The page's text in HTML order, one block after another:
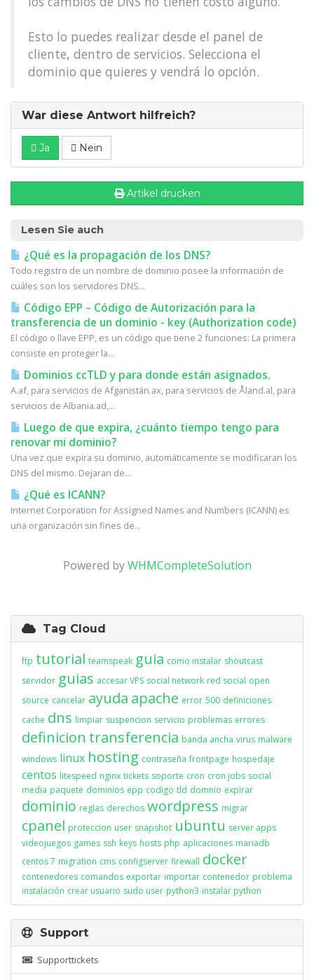
Esto lo puedes realizar desde el panel de
cliente, dentro de servicios. Selecciona el
dominio que quieres y vendrá lo opción.
War diese Antwort hilfreich?
Ja Nein
Artikel drucken
Lesen Sie auch
¿Qué es la propagación de los DNS?
Todo registro de un nombre de dominio posee la información de
cuáles son los servidores DNS...
Código EPP – Código de Autorización para la
transferencia de un dominio - key (Authorization code)
El código o llave EPP, es un código que tiene 2 funciones: La primera
consiste en proteger la...
Dominios ccTLD y para donde están asignados.
A.af, para servicios de Afganistán.ax, para servicios de Åland.al, para
servicios de Albania.ad,...
Luego de que expira, ¿cuánto tiempo tengo para
renovar mi dominio?
Una vez que expira su dominio, automáticamente se modificaran los
DNS del mismo. Dejaran de...
¿Qué es ICANN?
Internet Corporation for Assigned Names and Numbers (ICANN) es
una organización sin fines de...
Powered byWHMCompleteSolution
Tag Cloud
ftp tutorial teamspeak guia como instalar shoutcast
servidor guias accesar VPS social network red social open
source cancelar ayuda apache error 500 definiciones
cache dns limpiar suspencion servicio problemas errores
definicion transferencia banda ancha virus malware
windows linux hosting contraseña frontpage hospedaje
centos litespeed nginx tickets soporte cron cron jobs social
media paquete dominios epp codigo tld domnio expirar
dominio reglas derechos wordpress migrar
cpanel proteccion user snapshot ubuntu server apps
videojuegos games ssh keys hosts php aplicaciones mariadb
centos 7 migration cms configserver firewall docker
contenedores comandos exportar importar contenedor problema
instalación crear usuario sudo user python3 instalar python
Support
Supporttickets